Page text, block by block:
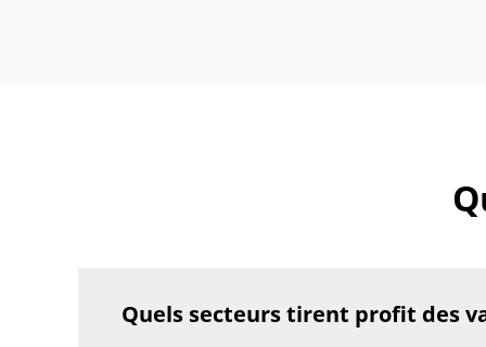
Quels secteurs tirent profit des